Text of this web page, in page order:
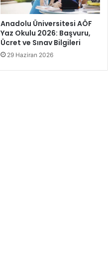
Anadolu Üniversitesi AÖF
Yaz Okulu 2026: Başvuru,
Ücret ve Sınav Bilgileri
29 Haziran 2026